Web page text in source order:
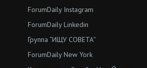
ForumDaily Instagram
ForumDaily Linkedin
Группа “ИЩУ СОВЕТА”
ForumDaily New York